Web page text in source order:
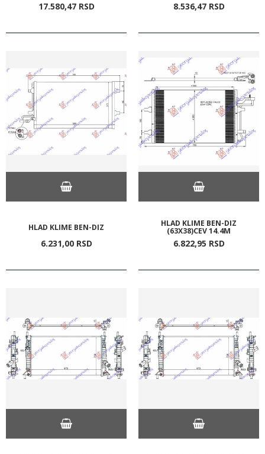
17.580,47 RSD 8.536,47 RSD
HLAD KLIME BEN-DIZ
6.231,00 RSD
HLAD KLIME BEN-DIZ
(63X38)CEV 14.4M
6.822,95 RSD